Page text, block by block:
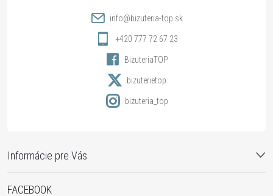
Informácie pre Vás
info@bizuteria-top.sk
+420 777 72 67 23
BizuteriaTOP
bizuterietop
bizuteria_top
FACEBOOK